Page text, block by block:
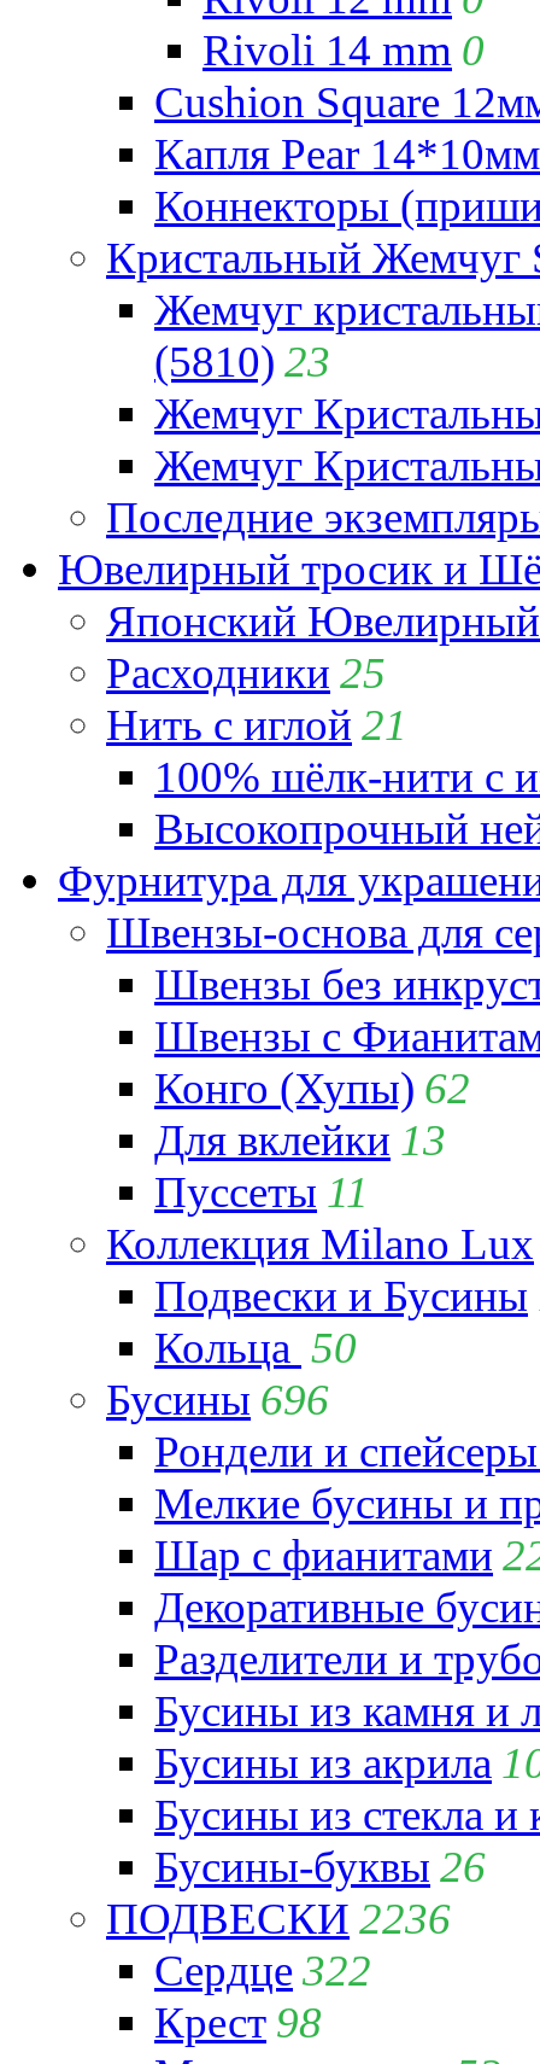
Rivoli 14 mm 0
Cushion Square
Капля Pear
Коннекторы
Кристальный Жемчуг
Жемчуг
(5810) 23
Жемчуг
Жемчуг
Последние
Ювелирный тросик и
Японский
Расходники 25
Нить с иглой 21
100% шёлк-нити с
Высокопрочный
Фурнитура для
Швензы-основа для
Швензы без
Швензы с
Конго (Хупы) 62
Для вклейки 13
Пуссеты 11
Коллекция Milano Lux
Подвески и Бусины
Кольца 50
Бусины 696
Рондели и
Мелкие бусины и
Шар с фианитами
Декоративные
Разделители и
Бусины из камня и
Бусины из акрила
Бусины из стекла и
Бусины-буквы 26
ПОДВЕСКИ 2236
Сердце322
Крест 98